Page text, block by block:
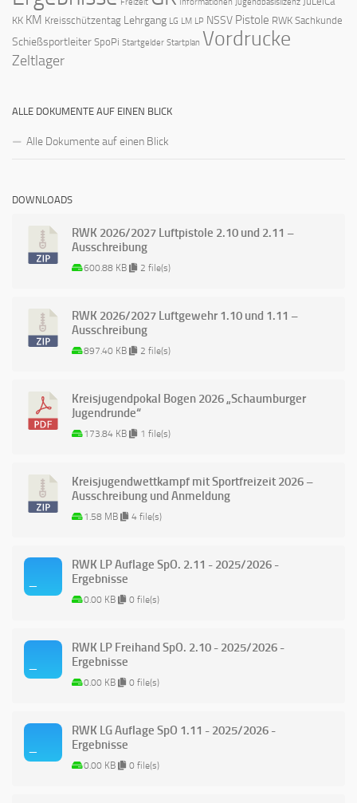
Freizeit Informationen Jugendbasislizenz
KK KM Kreisschützentag Lehrgang LG LM LP NSSV Pistole RWK Sachkunde
Schießsportleiter SpoPi Startgelder Startplan Vordrucke
Zeltlager
ALLE DOKUMENTE AUF EINEN BLICK
Alle Dokumente auf einen Blick
DOWNLOADS
RWK 2026/2027 Luftpistole 2.10 und 2.11 –
Ausschreibung
600.88 KB 2 file(s)
RWK 2026/2027 Luftgewehr 1.10 und 1.11 –
Ausschreibung
897.40 KB 2 file(s)
Kreisjugendpokal Bogen 2026 „Schaumburger
Jugendrunde“
173.84 KB 1 file(s)
Kreisjugendwettkampf mit Sportfreizeit 2026 –
Ausschreibung und Anmeldung
1.58 MB 4 file(s)
RWK LP Auflage SpO. 2.11 - 2025/2026 -
Ergebnisse
0.00 KB 0 file(s)
RWK LP Freihand SpO. 2.10 - 2025/2026 -
Ergebnisse
0.00 KB 0 file(s)
RWK LG Auflage SpO 1.11 - 2025/2026 -
Ergebnisse
0.00 KB 0 file(s)